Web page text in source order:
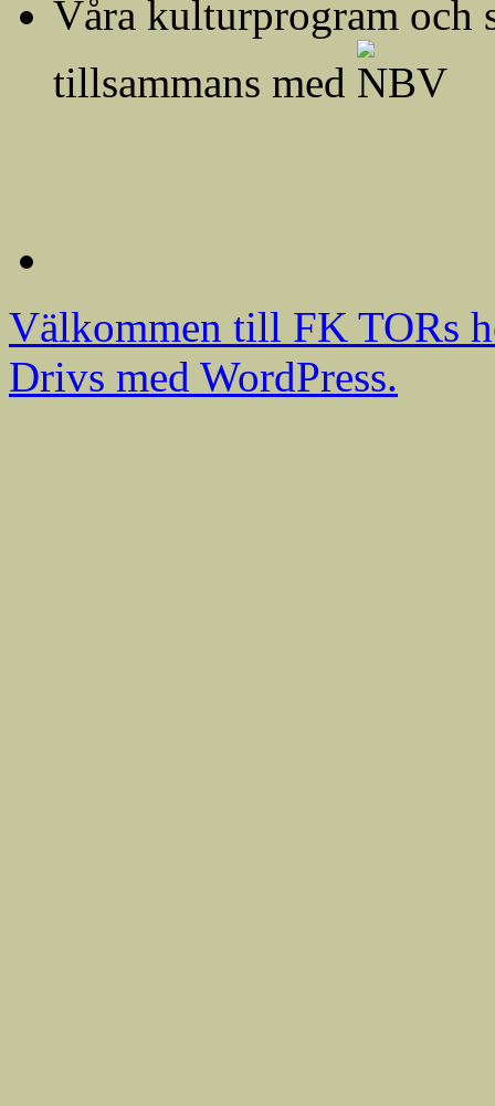
Våra kulturprogram och
tillsammans med
Välkommen till FK TORs
Drivs med WordPress.